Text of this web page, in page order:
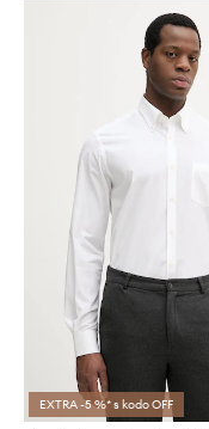
EXTRA -5 %* s kodo OFF